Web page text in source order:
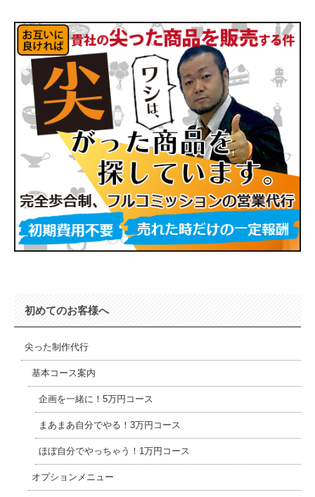
初めてのお客様へ
尖った制作代行
基本コース案内
企画を一緒に！5万円コース
まあまあ自分でやる！3万円コース
ほぼ自分でやっちゃう！1万円コース
オプションメニュー